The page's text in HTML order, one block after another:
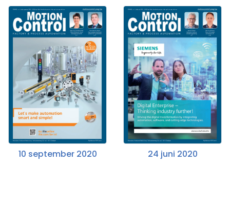
10 september 2020 24 juni 2020